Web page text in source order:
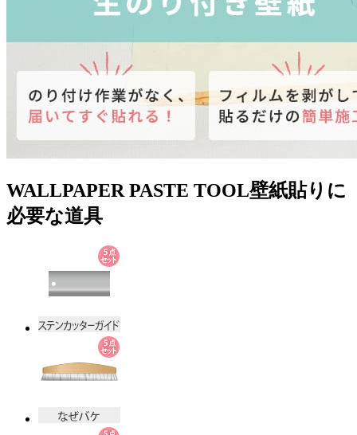
WALLPAPER PASTE TOOL壁紙貼りに
必要な道具